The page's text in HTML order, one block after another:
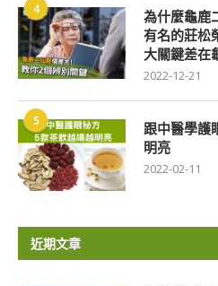
4
為什麼龜鹿
有名的莊松
大關鍵差在
2022-12-21
5
跟中醫學護
明亮
2022-02-11
近期文章